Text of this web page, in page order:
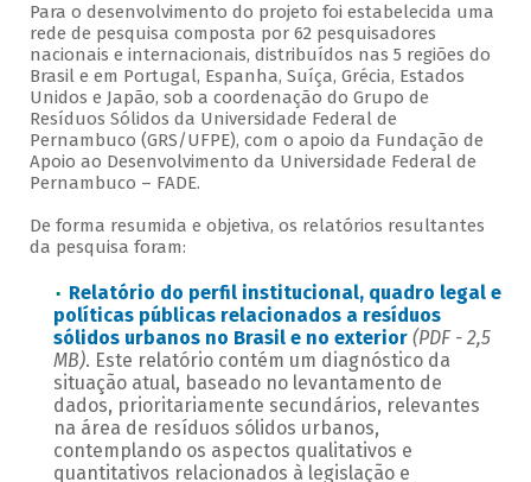
Para o desenvolvimento do projeto foi estabelecida uma
rede de pesquisa composta por 62 pesquisadores
nacionais e internacionais, distribuídos nas 5 regiões do
Brasil e em Portugal, Espanha, Suíça, Grécia, Estados
Unidos e Japão, sob a coordenação do Grupo de
Resíduos Sólidos da Universidade Federal de
Pernambuco (GRS/UFPE), com o apoio da Fundação de
Apoio ao Desenvolvimento da Universidade Federal de
Pernambuco – FADE.
De forma resumida e objetiva, os relatórios resultantes
da pesquisa foram:
Relatório do perfil institucional, quadro legal e
políticas públicas relacionados a resíduos
sólidos urbanos no Brasil e no exterior (PDF - 2,5
MB). Este relatório contém um diagnóstico da
situação atual, baseado no levantamento de
dados, prioritariamente secundários, relevantes
na área de resíduos sólidos urbanos,
contemplando os aspectos qualitativos e
quantitativos relacionados à legislação e